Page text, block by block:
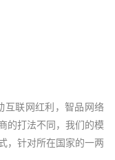
互联网红利，智品网络
的打法不同，我们的模
，针对所在国家的一两